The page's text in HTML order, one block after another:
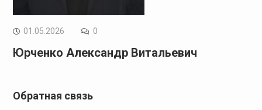
01.05.2026 0
Юрченко Александр Витальевич
Обратная связь